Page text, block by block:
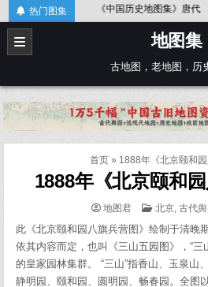
Skip
to
content
热门图集
《中国历史地图集》唐代 《中
地图集
古地图，老地图，历
首页» 1888年《北京颐和园
1888年《北京颐和园
地图君
POSTED
北京, 古代舆
此《北京颐和园八旗兵营图》绘制于清晚
依其内容而定，也叫《三山五园图》，“三
的皇家园林集群。 “三山”指香山、玉泉山
静明园、颐和园、圆明园、畅春园。全图